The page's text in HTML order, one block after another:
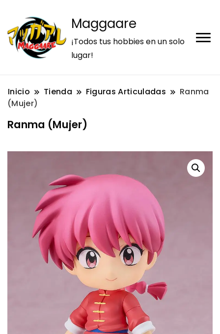
Maggaare
¡Todos tus hobbies en un solo
lugar!
Inicio Tienda Figuras Articuladas
Ranma
(Mujer)
Ranma (Mujer)